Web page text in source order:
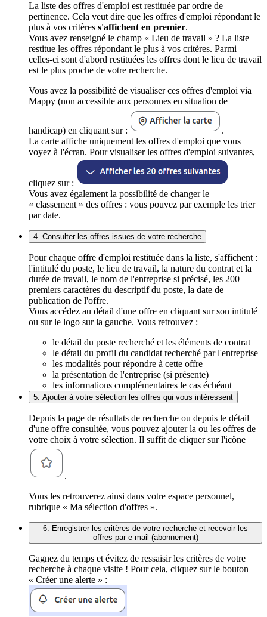
La liste des offres d'emploi est restituée par ordre de
pertinence. Cela veut dire que les offres d'emploi répondant le
plus à vos critères s'affichent en premier.
Vous avez renseigné le champ « Lieu de travail » ? La liste
restitue les offres répondant le plus à vos critères. Parmi
celles-ci sont d'abord restituées les offres dont le lieu de travail
est le plus proche de votre recherche.
Vous avez la possibilité de visualiser ces offres d'emploi via
Mappy (non accessible aux personnes en situation de
handicap) en cliquant sur :
.
La carte affiche uniquement les offres d'emploi que vous
voyez à l'écran. Pour visualiser les offres d'emploi suivantes,
cliquez sur :
Vous avez également la possibilité de changer le
« classement » des offres : vous pouvez par exemple les trier
par date.
4. Consulter les offres issues de votre recherche
Pour chaque offre d'emploi restituée dans la liste, s'affichent :
l'intitulé du poste, le lieu de travail, la nature du contrat et la
durée de travail, le nom de l'entreprise si précisé, les 200
premiers caractères du descriptif du poste, la date de
publication de l'offre.
Vous accédez au détail d'une offre en cliquant sur son intitulé
ou sur le logo sur la gauche. Vous retrouvez :
le détail du poste recherché et les éléments de contrat
le détail du profil du candidat recherché par l'entreprise
les modalités pour répondre à cette offre
la présentation de l'entreprise (si présente)
les informations complémentaires le cas échéant
5. Ajouter à votre sélection les offres qui vous intéressent
Depuis la page de résultats de recherche ou depuis le détail
d'une offre consultée, vous pouvez ajouter la ou les offres de
votre choix à votre sélection. Il suffit de cliquer sur l'icône
.
Vous les retrouverez ainsi dans votre espace personnel,
rubrique « Ma sélection d'offres ».
6. Enregistrer les critères de votre recherche et recevoir les
offres par e-mail (abonnement)
Gagnez du temps et évitez de ressaisir les critères de votre
recherche à chaque visite ! Pour cela, cliquez sur le bouton
« Créer une alerte » :